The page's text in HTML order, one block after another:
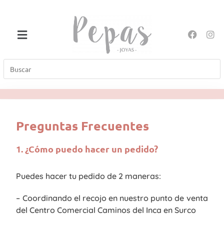
Preguntas Frecuentes
1. ¿Cómo puedo hacer un pedido?
Puedes hacer tu pedido de 2 maneras:
– Coordinando el recojo en nuestro punto de venta
del Centro Comercial Caminos del Inca en Surco